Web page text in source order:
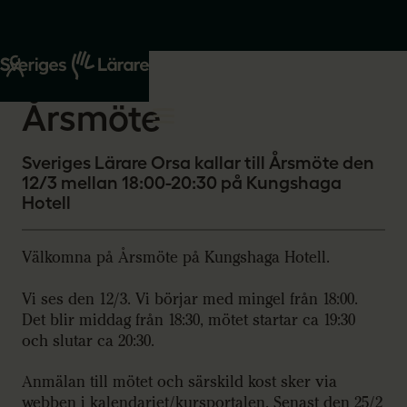
Start
Om oss
2026-01-29
Årsmöte
Sveriges Lärare Orsa kallar till Årsmöte den
12/3 mellan 18:00-20:30 på Kungshaga
Hotell
Välkomna på Årsmöte på Kungshaga Hotell.
Vi ses den 12/3. Vi börjar med mingel från 18:00.
Det blir middag från 18:30, mötet startar ca 19:30
och slutar ca 20:30.
Anmälan till mötet och särskild kost sker via
webben i kalendariet/kursportalen. Senast den 25/2